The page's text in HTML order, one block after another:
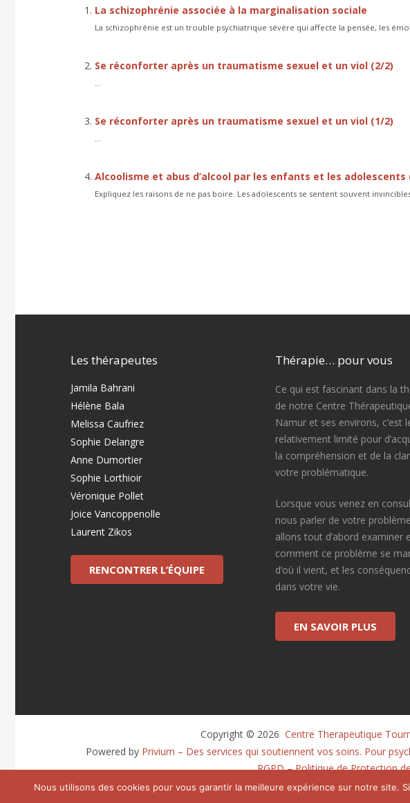
La schizophrénie associée à la marginalisation sociale
La schizophrénie est un trouble psychiatrique sévère qui affecte la pensée, les
Se réconforter après un traumatisme sexuel et un viol (2/2)
...
Se réconforter après un traumatisme sexuel et un viol (1/2)
...
Alcoolisme et abus d’alcool par les enfants et les adolescents
Expliquez les raisons de ne pas boire. Les adolescents se sentent souvent
Les thérapeutes
Jamila Bahrani
Hélène Bala
Melissa Caufriez
Sophie Delangre
Anne Dumortier
Sophie Lorthioir
Véronique Pollet
Joice Vancoppenolle
Laurent Zikos
RENCONTRER L’ÉQUIPE
Thérapie… pour vous
Ce qui est fascinant dans la
de notre Centre
Namur et ses environs, c’est
relativement limité pour
la compréhension et de la
votre problématique.
Lorsque vous venez en
nous parler de votre
allons tout d’abord examiner
comment ce problème se
d’où il vient, et les
dans votre vie.
EN SAVOIR PLUS
Copyright © 2026 Centre Therapeutique
Powered by Privium – Des services qui soutiennent vos soins. Pour
RGPD – Politique de Protection
Nous utilisons des cookies pour vous garantir la meilleure expérience sur notre site.